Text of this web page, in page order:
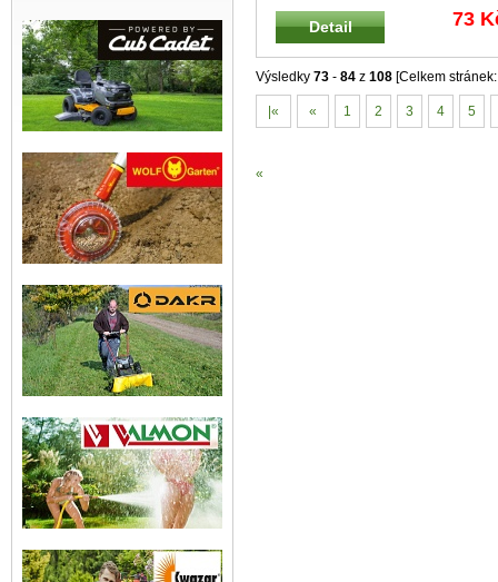
Sada 3 ks plastových trychtýřů
Detail 73
Výsledky 73 - 84 z 108 [Celkem
|« « 1 2 3 4 5
«